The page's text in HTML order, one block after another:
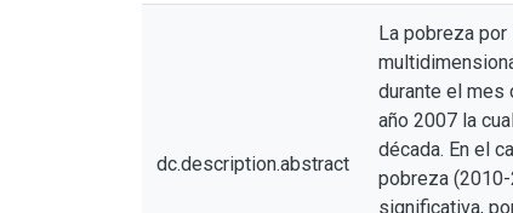
dc.description.abstract
La pobreza
durante el mes
año 2007 la
década. En el
pobreza
significativa,